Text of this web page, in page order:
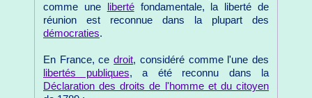
comme une libertéfondamentale, la liberté de
réunion est reconnue dans la plupart des
démocraties.
En France, cedroit, considéré comme l'une des
libertés publiques, a été reconnu dans la
Déclaration des droits de l'homme et du citoyen